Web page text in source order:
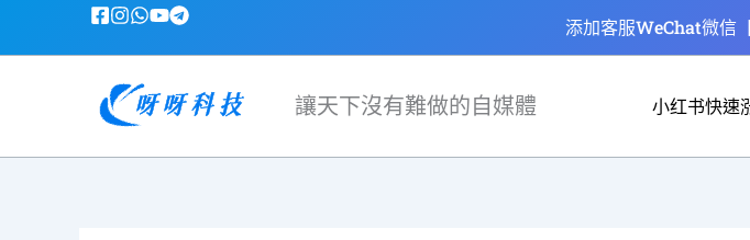
容
添加客服WeChat微信
讓天下沒有難做的自媒體 小红书快速